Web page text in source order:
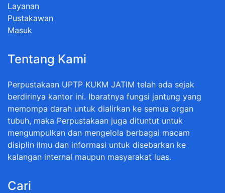
Layanan
Pustakawan
Masuk
Tentang Kami
Perpustakaan UPTP KUKM JATIM telah ada sejak
berdirinya kantor ini. Ibaratnya fungsi jantung yang
memompa darah untuk dialirkan ke semua organ
tubuh, maka Perpustakaan juga dituntut untuk
mengumpulkan dan mengelola berbagai macam
disiplin ilmu dan informasi untuk disebarkan ke
kalangan internal maupun masyarakat luas.
Cari